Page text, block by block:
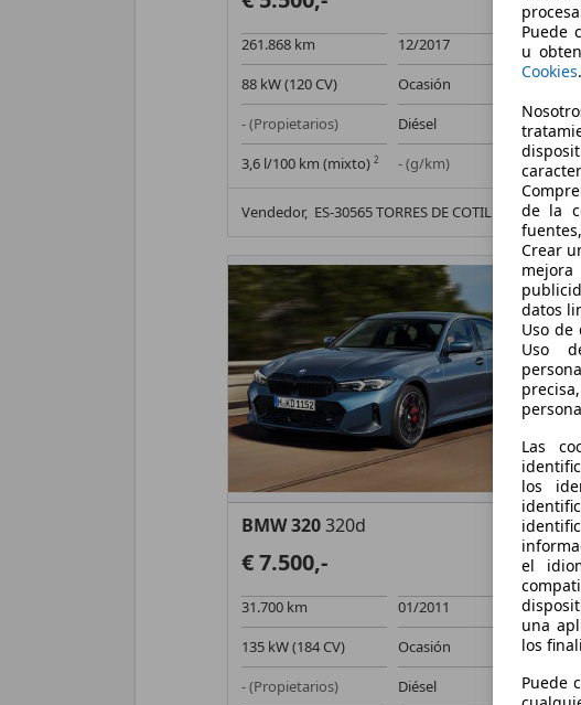
261.868 km
12/2017
88 kW (120 CV)
Ocasión
- (Propietarios)
Diésel
3,6 l/100 km (mixto) 2 - (g/km)
Vendedor, ES-30565 TORRES DE COTILLAS
BMW 320320d
€ 7.500,-
31.700 km
01/2011
135 kW (184 CV)
Ocasión
- (Propietarios)
Diésel
Puede
u
Cookies.
de la
Crear
datos
Uso de
Uso
Las
los
el
una
los
Puede